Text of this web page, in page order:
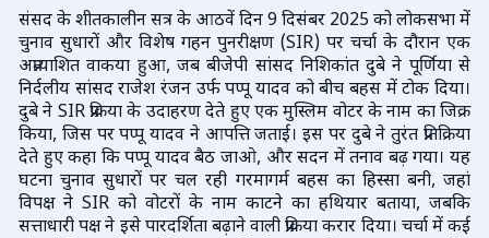
संसद के शीतकालीन सत्र के आठवें दिन 9 दिसंबर 2025 को लोकसभा में
चुनाव सुधारों और विशेष गहन पुनरीक्षण (SIR) पर चर्चा के दौरान एक
अप्रत्याशित वाकया हुआ, जब बीजेपी सांसद निशिकांत दुबे ने पूर्णिया से
निर्दलीय सांसद राजेश रंजन उर्फ पप्पू यादव को बीच बहस में टोक दिया।
दुबे ने SIR प्रक्रिया के उदाहरण देते हुए एक मुस्लिम वोटर के नाम का जिक्र
किया, जिस पर पप्पू यादव ने आपत्ति जताई। इस पर दुबे ने तुरंत प्रतिक्रिया
देते हुए कहा कि पप्पू यादव बैठ जाओ, और सदन में तनाव बढ़ गया। यह
घटना चुनाव सुधारों पर चल रही गरमागर्म बहस का हिस्सा बनी, जहां
विपक्ष ने SIR को वोटरों के नाम काटने का हथियार बताया, जबकि
सत्ताधारी पक्ष ने इसे पारदर्शिता बढ़ाने वाली प्रक्रिया करार दिया। चर्चा में कई